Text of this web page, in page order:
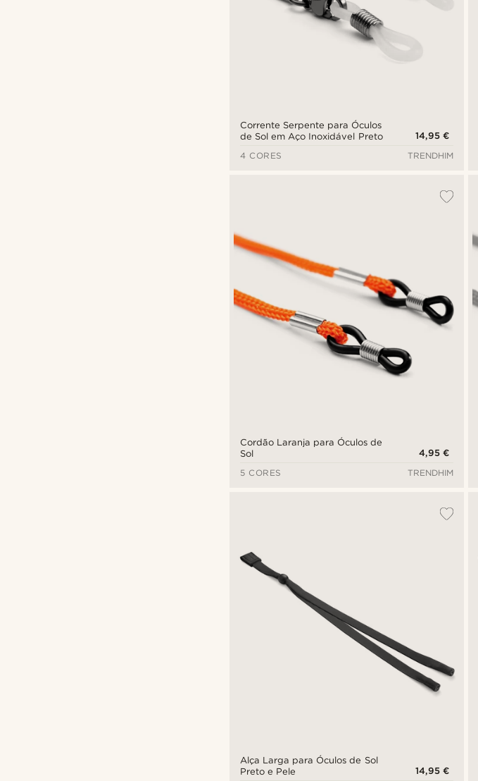
Corrente Serpente para Óculos
de Sol em Aço Inoxidável Preto
14,95 €
4 CORES
TRENDHIM
Cordão Laranja para Óculos de
Sol
4,95 €
5 CORES
TRENDHIM
Alça Larga para Óculos de Sol
Preto e Pele
14,95 €